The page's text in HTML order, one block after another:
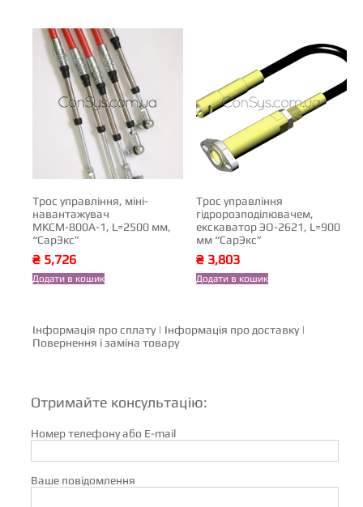
Трос управління, міні-
навантажувач
МКСМ-800А-1, L=2500 мм,
“СарЭкс”
₴ 5,726
Додати в кошик
Трос управління
гідророзподілювачем,
екскаватор ЭО-2621, L=900
мм “СарЭкс”
₴ 3,803
Додати в кошик
Інформація про сплату| Інформація про доставку|
Повернення і заміна товару
Отримайте консультацію:
Номер телефону або E-mail
Ваше повідомлення